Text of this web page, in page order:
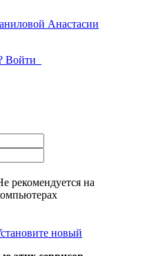
Войти
рекомендуется на
новый